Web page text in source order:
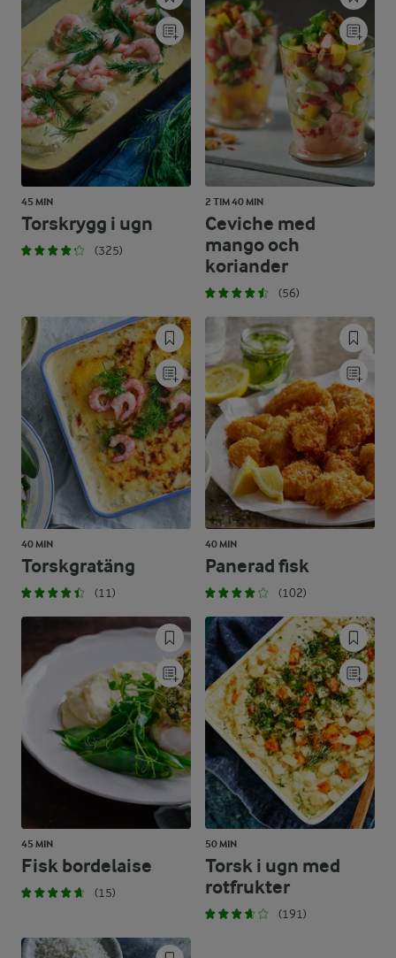
45 MIN
Torskrygg i ugn
(325)
2 TIM 40 MIN
Ceviche med
mango och
koriander
(56)
40 MIN
Torskgratäng
(11)
40 MIN
Panerad fisk
(102)
45 MIN
Fisk bordelaise
(15)
50 MIN
Torsk i ugn med
rotfrukter
(191)